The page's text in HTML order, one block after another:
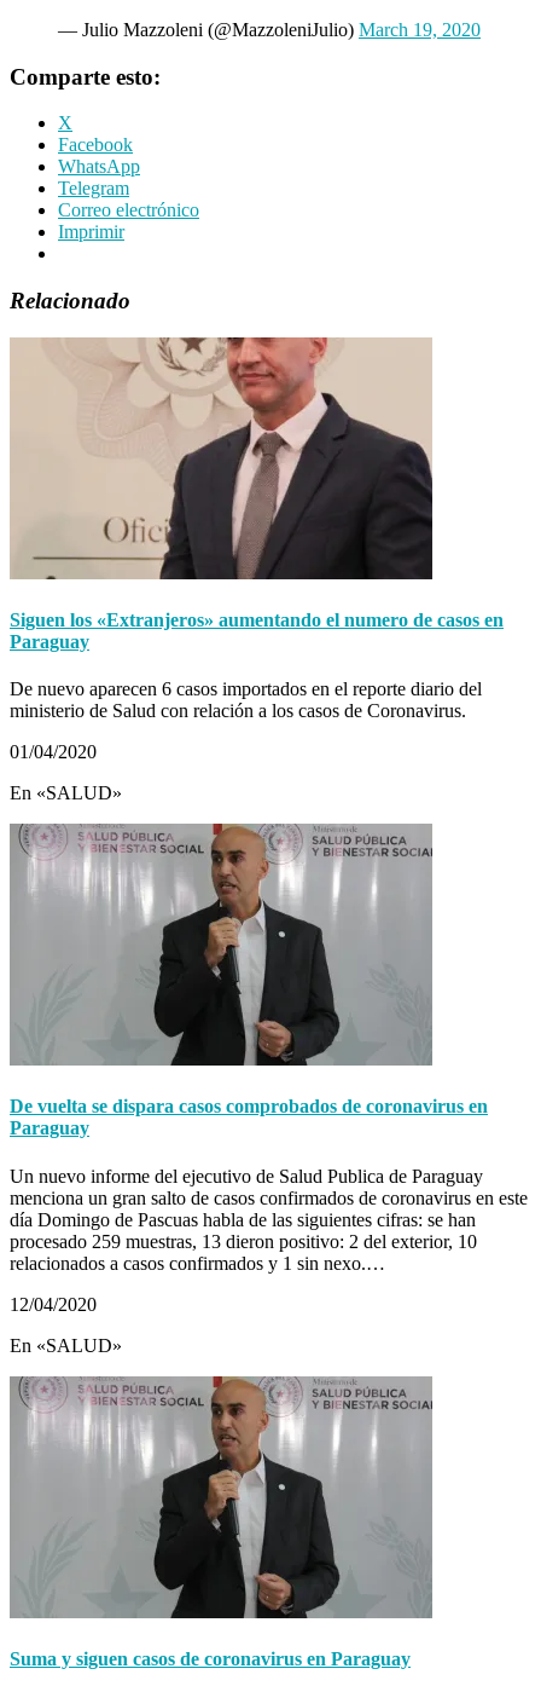
— Julio Mazzoleni (@MazzoleniJulio) March 19, 2020
Comparte esto:
X
Facebook
WhatsApp
Telegram
Correo electrónico
Imprimir
Relacionado
Siguen los «Extranjeros» aumentando el numero de casos en
Paraguay
De nuevo aparecen 6 casos importados en el reporte diario del
ministerio de Salud con relación a los casos de Coronavirus.
01/04/2020
En «SALUD»
De vuelta se dispara casos comprobados de coronavirus en
Paraguay
Un nuevo informe del ejecutivo de Salud Publica de Paraguay
menciona un gran salto de casos confirmados de coronavirus en este
día Domingo de Pascuas habla de las siguientes cifras: se han
procesado 259 muestras, 13 dieron positivo: 2 del exterior, 10
relacionados a casos confirmados y 1 sin nexo.…
12/04/2020
En «SALUD»
Suma y siguen casos de coronavirus en Paraguay